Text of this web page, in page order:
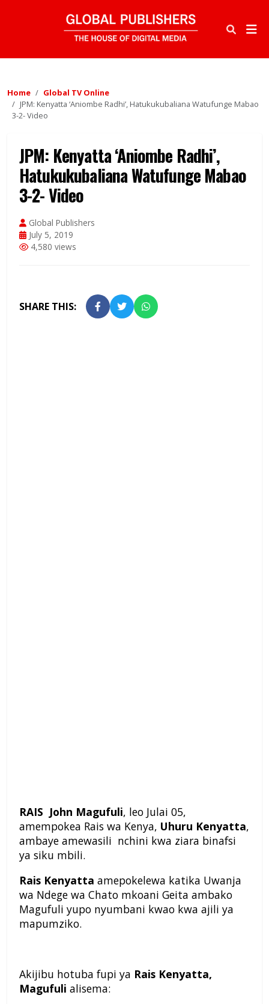
Home
Global TV Online
JPM: Kenyatta ‘Aniombe Radhi’, Hatukukubaliana Watufunge Mabao
3-2- Video
JPM: Kenyatta ‘Aniombe Radhi’,
Hatukukubaliana Watufunge Mabao
3-2- Video
Global Publishers
July 5, 2019
4,580 views
SHARE THIS:
RAIS John Magufuli, leo Julai 05,
amempokea Rais wa Kenya, Uhuru Kenyatta,
ambaye amewasili nchini kwa ziara binafsi
ya siku mbili.
Rais Kenyatta amepokelewa katika Uwanja
wa Ndege wa Chato mkoani Geita ambako
Magufuli yupo nyumbani kwao kwa ajili ya
mapumziko.
Akijibu hotuba fupi ya Rais Kenyatta,
Magufuli alisema: